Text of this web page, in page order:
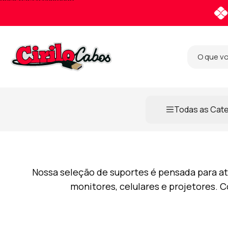
Todas as
Nossa seleção de suportes é pensada para
monitores, celulares e projetores.